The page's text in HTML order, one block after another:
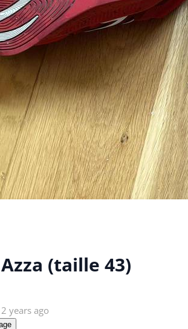
(taille 43)
years ago